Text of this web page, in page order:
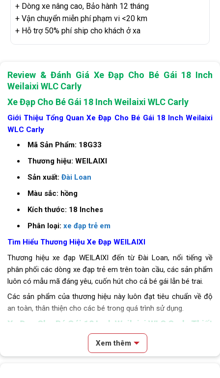
+ Dòng xe nâng cao, Bảo hành 12 tháng
+ Vận chuyển miễn phí phạm vi <20 km
+ Hỗ trợ 50% phí ship cho khách ở xa
Review & Đánh Giá Xe Đạp Cho Bé Gái 18 Inch
Weilaixi WLC Carly
Xe Đạp Cho Bé Gái 18 Inch Weilaixi WLC Carly
Giới Thiệu Tổng Quan Xe Đạp Cho Bé Gái 18 Inch Weilaixi
WLC Carly
Mã Sản Phẩm: 18G33
Thương hiệu: WEILAIXI
Sản xuất: Đài Loan
Màu sắc: hồng
Kích thước: 18 Inches
Phân loại: xe đạp trẻ em
Tìm Hiểu Thương Hiệu Xe Đạp WEILAIXI
Thương hiệu xe đạp WEILAIXI đến từ Đài Loan, nổi tiếng về
phân phối các dòng xe đạp trẻ em trên toàn cầu, các sản phẩm
luôn có mẫu mã đáng yêu, cuốn hút cho cả bé gái lẫn bé trai.
Các sản phẩm của thương hiệu này luôn đạt tiêu chuẩn về độ
an toàn, thân thiện cho các bé trong quá trình sử dụng.
Xe Đạp Cho Bé Gái 18 Inch Weilaixi WLC Carly Thiết
Kế Vô Cùng Đáng Yêu
Đặc Điểm Nổi Bật Của Xe Đạp Cho Bé Gái 18 Inch Weilaixi
Xem thêm